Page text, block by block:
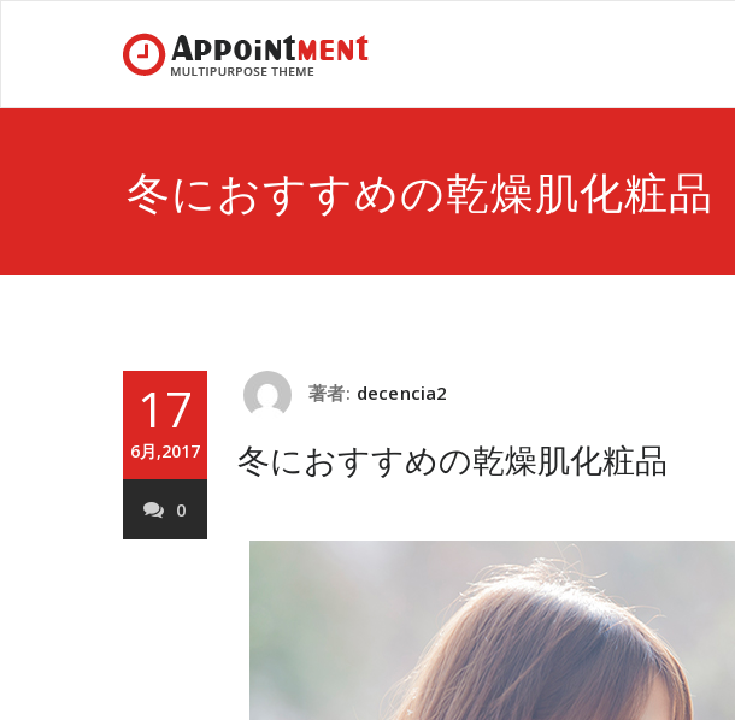
冬におすすめの乾燥肌化粧品
17
6月,2017
0
著者: decencia2
冬におすすめの乾燥肌化粧品